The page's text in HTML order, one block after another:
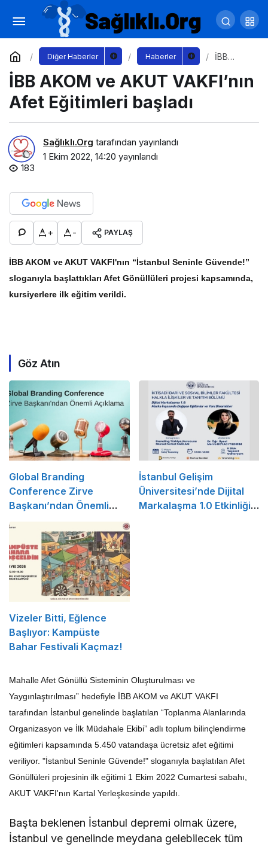
Diğer Haberler Haberler
İBB
AKUT
VAKFI’nın
İBB AKOM ve AKUT VAKFI’nın
Afet Eğitimleri başladı
Sağlıklı.Org tarafından yayınlandı
1 Ekim 2022, 14:20 yayınlandı
183
+ - PAYLAŞ
İBB AKOM ve AKUT VAKFI'nın “İstanbul Seninle Güvende!”
sloganıyla başlattıkları Afet Gönüllüleri projesi kapsamında,
kursiyerlere ilk eğitim verildi.
Göz Atın
Global Branding
Conference Zirve
Başkanı’ndan Önemli
Açıklama
İstanbul Gelişim
Üniversitesi’nde Dijital
Markalaşma 1.0 Etkinliği
Vizeler Bitti, Eğlence
Başlıyor: Kampüste
Bahar Festivali Kaçmaz!
Mahalle Afet Gönüllü Sisteminin Oluşturulması ve
Yaygınlaştırılması” hedefiyle İBB AKOM ve AKUT VAKFI
tarafından İstanbul genelinde başlatılan “Toplanma Alanlarında
Organizasyon ve İlk Müdahale Ekibi” adlı toplum bilinçlendirme
eğitimleri kapsamında 5.450 vatandaşa ücretsiz afet eğitimi
veriliyor. "İstanbul Seninle Güvende!" sloganıyla başlatılan Afet
Gönüllüleri projesinin ilk eğitimi 1 Ekim 2022 Cumartesi sabahı,
AKUT VAKFI'nın Kartal Yerleşkesinde yapıldı.
Başta beklenen İstanbul depremi olmak üzere,
İstanbul ve genelinde meydana gelebilecek tüm
Kullanmadıkları eşyaları takas ettiler
Yorum Yap Paylaş